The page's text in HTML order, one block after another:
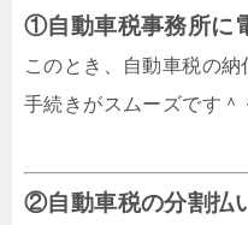
①自動車税事務所に
このとき、自動車税の
手続きがスムーズです＾
②自動車税の分割払